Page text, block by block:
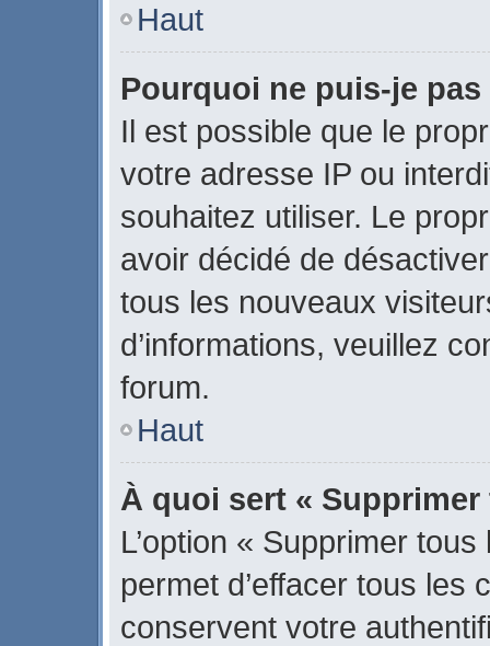
Haut
Pourquoi ne puis-je pas
Il est possible que le
votre adresse IP ou
souhaitez utiliser. Le
avoir décidé de
tous les nouveaux
d’informations, veuillez
forum.
Haut
À quoi sert «
L’option « Supprimer
permet d’effacer tous les
conservent votre